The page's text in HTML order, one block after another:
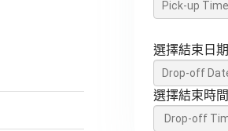
選擇結束日期
選擇結束時間